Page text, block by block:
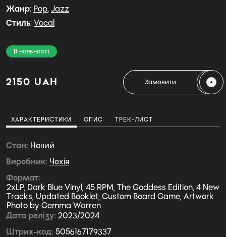
Жанр: Pop, Jazz
Стиль: Vocal
В наявності
2150 UAH Замовити
ХАРАКТЕРИСТИКИ ОПИС ТРЕК-ЛИСТ
Стан Новий
Виробник Чехiя
Формат
2xLP, Dark Blue Vinyl, 45 RPM, The Goddess Edition, 4 New
Tracks, Updated Booklet, Custom Board Game, Artwork
Photo by Gemma Warren
Дата релізу 2023/2024
Штрих-код 5056167179337